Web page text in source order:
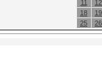
11
12
18
19
25
26